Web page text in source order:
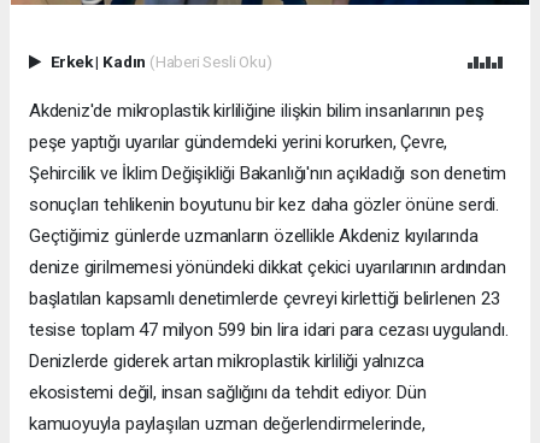
Erkek| Kadın (Haberi Sesli Oku)
Akdeniz'de mikroplastik kirliliğine ilişkin bilim insanlarının peş
peşe yaptığı uyarılar gündemdeki yerini korurken, Çevre,
Şehircilik ve İklim Değişikliği Bakanlığı'nın açıkladığı son denetim
sonuçları tehlikenin boyutunu bir kez daha gözler önüne serdi.
Geçtiğimiz günlerde uzmanların özellikle Akdeniz kıyılarında
denize girilmemesi yönündeki dikkat çekici uyarılarının ardından
başlatılan kapsamlı denetimlerde çevreyi kirlettiği belirlenen 23
tesise toplam 47 milyon 599 bin lira idari para cezası uygulandı.
Denizlerde giderek artan mikroplastik kirliliği yalnızca
ekosistemi değil, insan sağlığını da tehdit ediyor. Dün
kamuoyuyla paylaşılan uzman değerlendirmelerinde,